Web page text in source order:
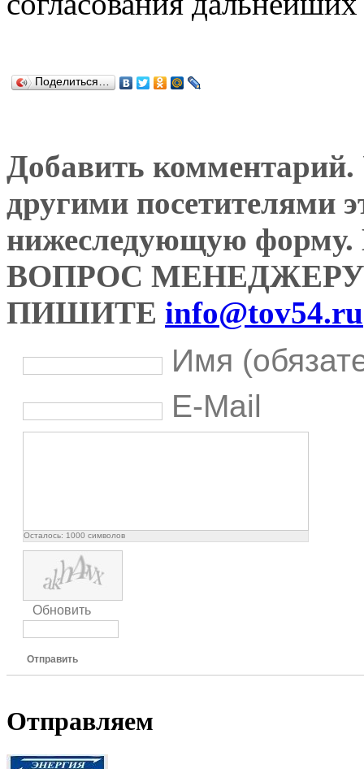
Поделиться…
Добавить комментарий.
другими посетителями
нижеследующую
ВОПРОС
ПИШИТЕ info@tov54.ru
Имя
E-Mail
Осталось: 1000 символов
Обновить
Отправить
Отправляем